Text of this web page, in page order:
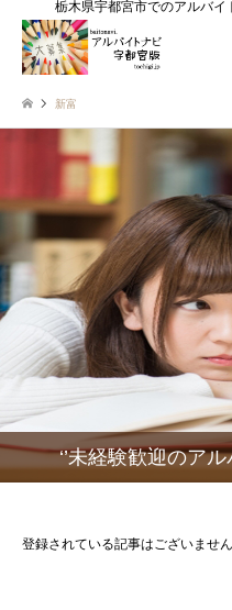
栃木県宇都宮市でのアルバ
新富
‘’未経験歓迎のア
登録されている記事はございません